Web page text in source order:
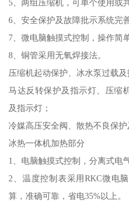
5、两组压缩机，可单个使用或
6、安全保护及故障批示系统完善
7、微电脑触摸式控制，操作简
8、铜管采用无氧焊接法。
压缩机起动保护、冰水泵过载
马达反转保护及指示灯、压缩
及指示灯；
冷媒高压安全阀、散热不良保
冰热一体机加热部分
1、电脑触摸式控制，分离式电
2、温度控制表采用RKC微电
算，准确可靠，省电35%以上。